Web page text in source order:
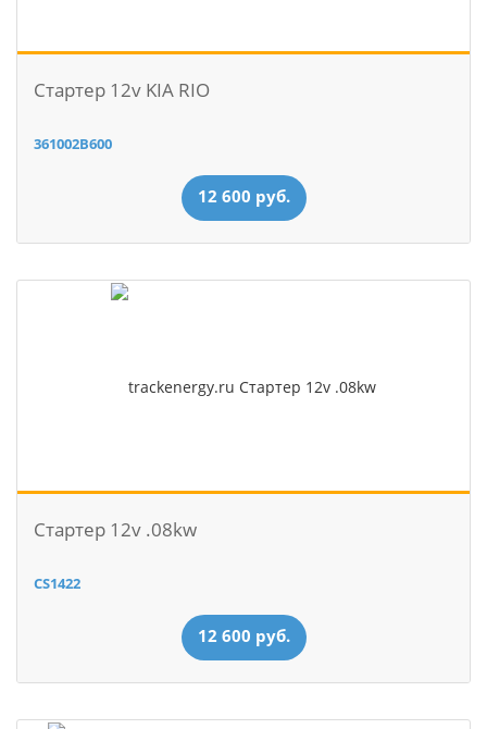
Стартер 12v KIA RIO
361002B600
12 600 руб.
Стартер 12v .08kw
CS1422
12 600 руб.